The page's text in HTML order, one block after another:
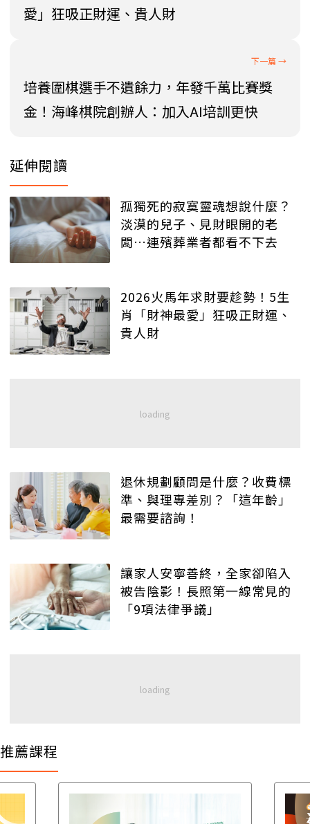
愛」狂吸正財運、貴人財
培養圍棋選手不遺餘力，年發千萬比賽獎
金！海峰棋院創辦人：加入AI培訓更快
延伸閱讀
孤獨死的寂寞靈魂想說什麼？
淡漠的兒子、見財眼開的老
闆…連殯葬業者都看不下去
2026火馬年求財要趁勢！5生
肖「財神最愛」狂吸正財運、
貴人財
退休規劃顧問是什麼？收費標
準、與理專差別？「這年齡」
最需要諮詢！
讓家人安寧善終，全家卻陷入
被告陰影！長照第一線常見的
「9項法律爭議」
推薦課程